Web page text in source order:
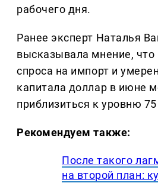
рабочего дня.
Ранее эксперт Наталья
высказывала мнение, что
спроса на импорт и
капитала доллар в июне
приблизиться к уровню
Рекомендуем также:
После такого
на второй план: